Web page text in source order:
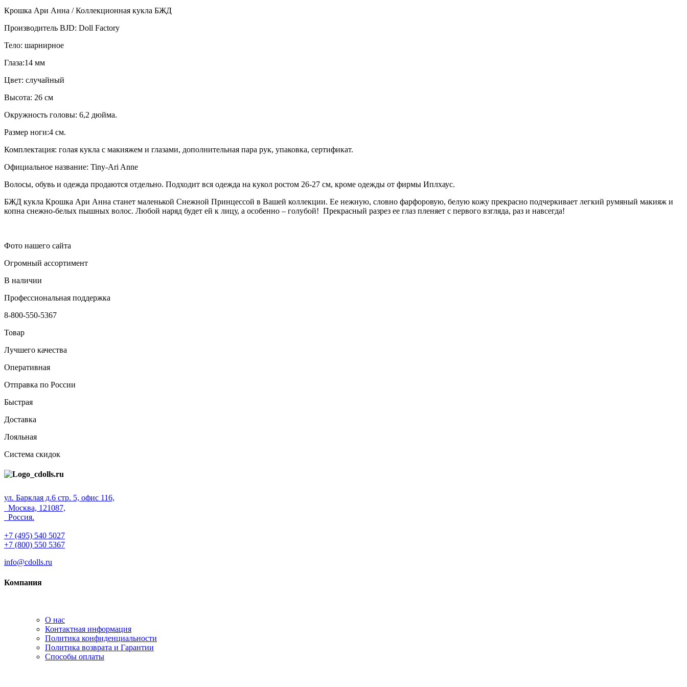
Крошка Ари Анна / Коллекционная кукла БЖД
Производитель BJD: Doll Factory
Тело: шарнирное
Глаза:14 мм
Цвет: случайный
Высота: 26 см
Окружность головы: 6,2 дюйма.
Размер ноги:4 см.
Комплектация: голая кукла с макияжем и глазами, дополнительная пара рук, упаковка, сертификат.
Официальное название: Tiny-Ari Anne
Волосы, обувь и одежда продаются отдельно. Подходит вся одежда на кукол ростом 26-27 см, кроме одежды от фирмы Иплхаус.
БЖД кукла Крошка Ари Анна станет маленькой Снежной Принцессой в Вашей коллекции. Ее нежную, словно фарфоровую, белую кожу прекрасно подчеркивает легкий румяный макияж и
копна снежно-белых пышных волос. Любой наряд будет ей к лицу, а особенно – голубой! Прекрасный разрез ее глаз пленяет с первого взгляда, раз и навсегда!
Фото нашего сайта
Огромный ассортимент
В наличии
Профессиональная поддержка
8-800-550-5367
Товар
Лучшего качества
Оперативная
Отправка по России
Быстрая
Доставка
Лояльная
Система скидок
ул. Барклая д.6 стр. 5, офис 116,
Москва, 121087,
Россия.
+7 (495) 540 5027
+7 (800) 550 5367
info@cdolls.ru
Компания
О нас
Контактная информация
Политика конфиденциальности
Политика возврата и Гарантии
Способы оплаты